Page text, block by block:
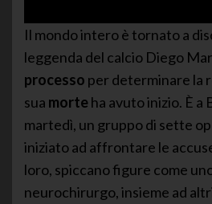
Il mondo intero è tornato a
leggenda del calcio Diego
processo per determinare la
sua morteha avuto inizio. È a
martedì, un gruppo di sette
iniziato ad affrontare le
loro, spiccano figure come
neurochirurgo, insieme ad